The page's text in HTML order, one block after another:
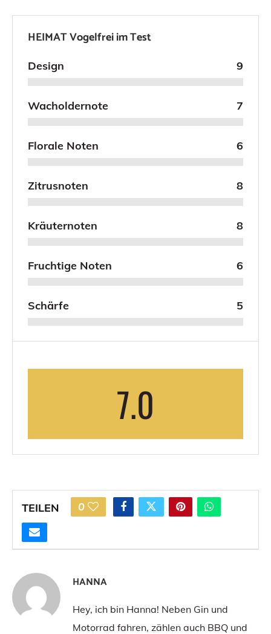
HEIMAT Vogelfrei im Test
Design 9
Wacholdernote 7
Florale Noten 6
Zitrusnoten 8
Kräuternoten 8
Fruchtige Noten 6
Schärfe 5
7.0
TEILEN 0
HANNA
Hey, ich bin Hanna! Neben Gin und
Motorrad fahren, zählen auch BBQ und